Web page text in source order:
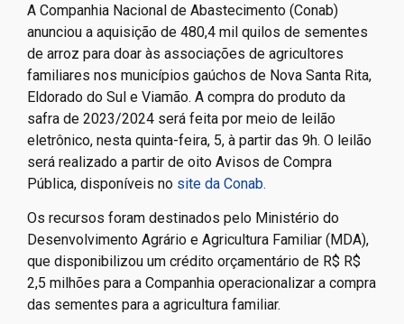
A Companhia Nacional de Abastecimento (Conab)
anunciou a aquisição de 480,4 mil quilos de sementes
de arroz para doar às associações de agricultores
familiares nos municípios gaúchos de Nova Santa Rita,
Eldorado do Sul e Viamão. A compra do produto da
safra de 2023/2024 será feita por meio de leilão
eletrônico, nesta quinta-feira, 5, à partir das 9h. O leilão
será realizado a partir de oito Avisos de Compra
Pública, disponíveis no site da Conab.
Os recursos foram destinados pelo Ministério do
Desenvolvimento Agrário e Agricultura Familiar (MDA),
que disponibilizou um crédito orçamentário de R$ R$
2,5 milhões para a Companhia operacionalizar a compra
das sementes para a agricultura familiar.